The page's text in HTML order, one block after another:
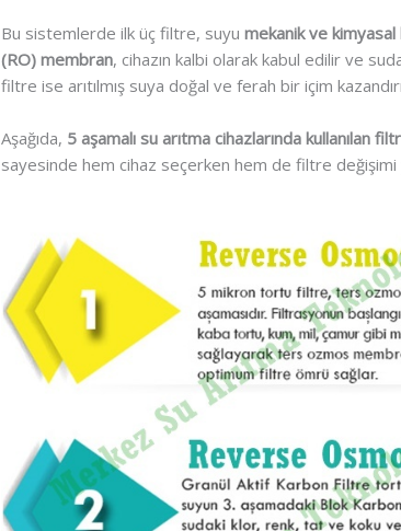
Bu sistemlerde ilk üç filtre, suyumekanik ve
(RO) membran, cihazın kalbi olarak kabul edilir ve
filtre ise arıtılmış suya doğal ve ferah bir içim
Aşağıda, 5 aşamalı su arıtma cihazlarında kullanılan
sayesinde hem cihaz seçerken hem de filtre